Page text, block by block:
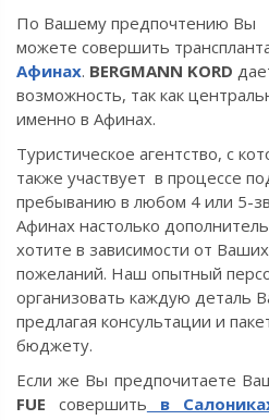
По Вашему предпочтению Вы
можете совершить
Афинах. BERGMANN KORD
возможность, так как
именно в Афинах.
Туристическое агентство, с
также участвует в процессе
пребыванию в любом 4 или 5-
Афинах настолько
хотите в зависимости от
пожеланий. Наш опытный
организовать каждую деталь
предлагая консультации и
бюджету.
Если же Вы предпочитаете
FUE совершить в